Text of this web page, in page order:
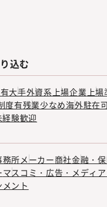
込む
大手外資系 上場企業 上
度有残業少なめ海外駐在
経験歓迎
務所メーカー商社金融・
マスコミ・広告・メディア
ント